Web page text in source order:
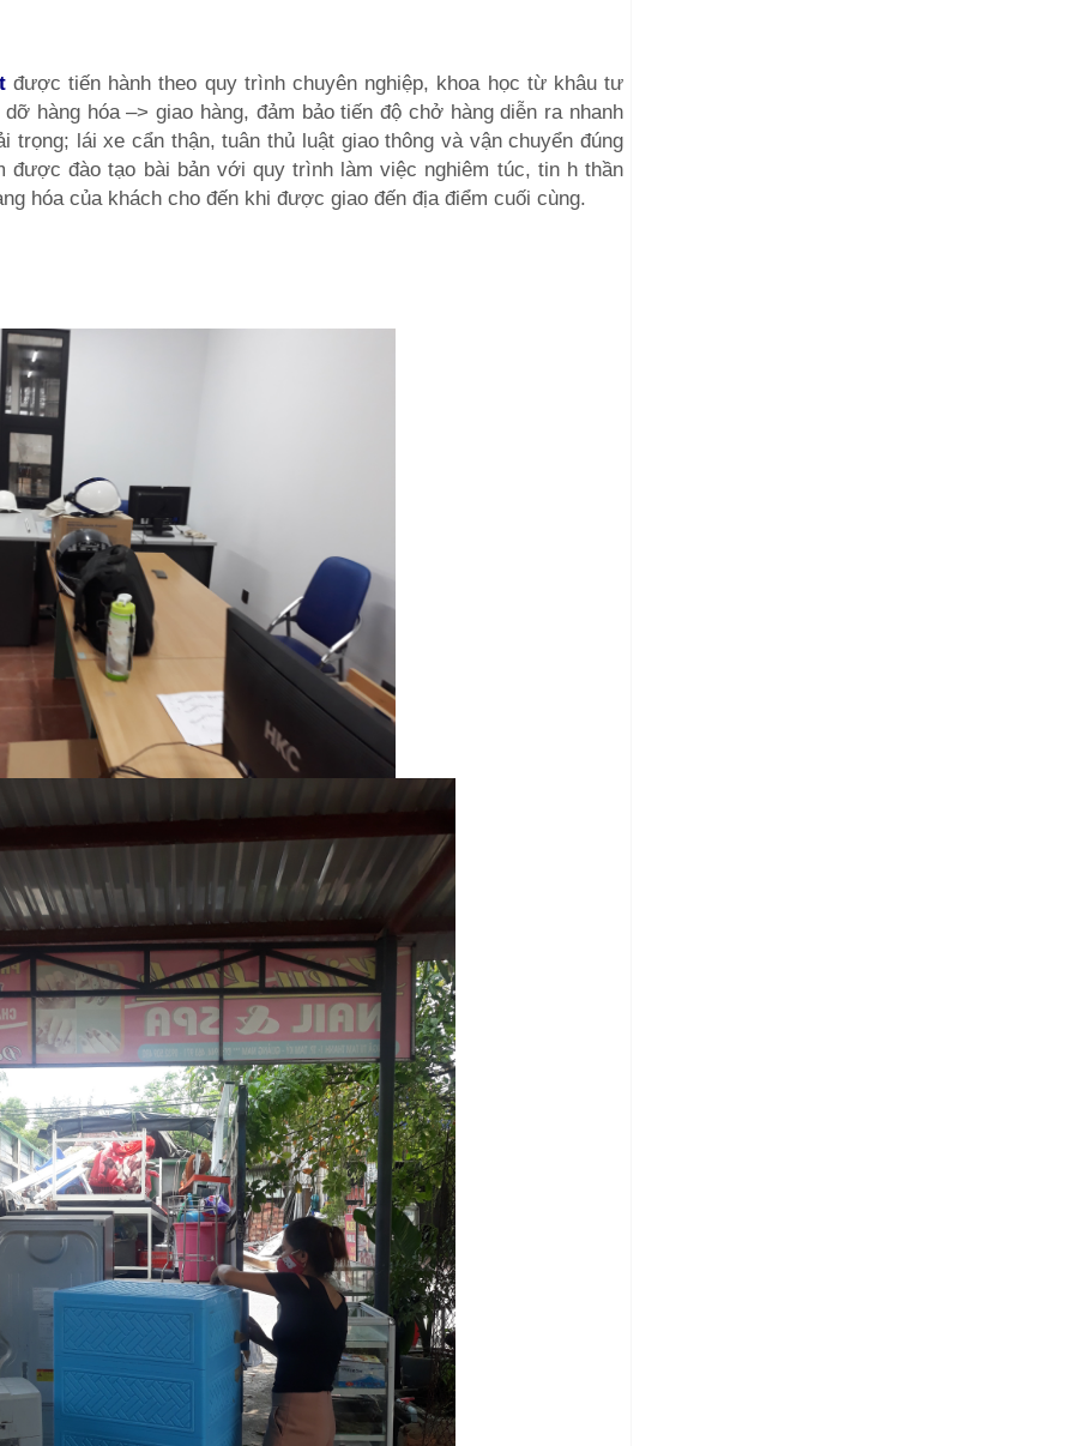
được tiến hành theo quy trình chuyên nghiệp, khoa học từ khâu tư
hàng hóa –> giao hàng, đảm bảo tiến độ chở hàng diễn ra nhanh
trọng; lái xe cẩn thận, tuân thủ luật giao thông và vận chuyển đúng
được đào tạo bài bản với quy trình làm việc nghiêm túc, tin h thần
hóa của khách cho đến khi được giao đến địa điểm cuối cùng.